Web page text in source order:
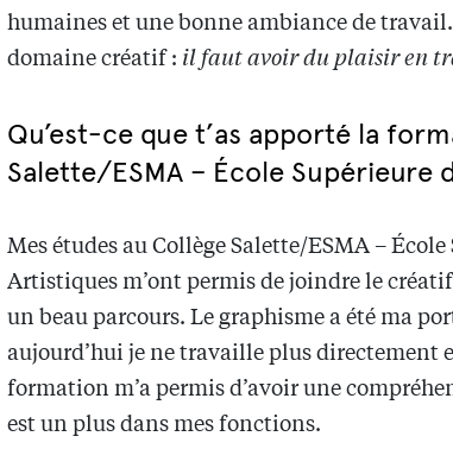
humaines et une bonne ambiance de
domaine créatif : il faut avoir du plaisir en
Qu’est-ce que t’as apporté la
Salette/ESMA – École Supérieure
Mes études au Collège Salette/ESMA –
Artistiques m’ont permis de joindre le
un beau parcours. Le graphisme a été ma
aujourd’hui je ne travaille plus directement
formation m’a permis d’avoir une
est un plus dans mes fonctions.